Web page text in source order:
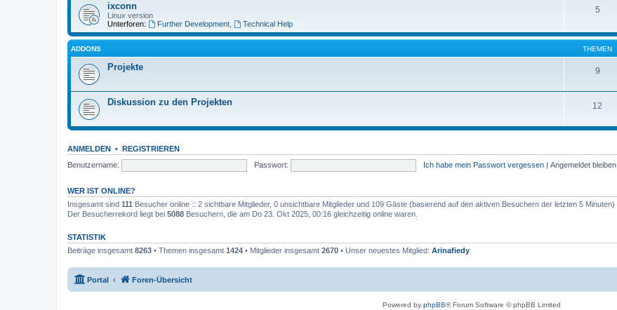
ixconn
Linux version
Unterforen:
Further Development, Technical Help
5
ADDONS THEMEN
Projekte 9
Diskussion zu den Projekten 12
ANMELDEN • REGISTRIEREN
Benutzername:
Passwort: Ich habe mein Passwort vergessen | Angemeldet bleiben
WER IST ONLINE?
Insgesamt sind 111 Besucher online :: 2 sichtbare Mitglieder, 0 unsichtbare Mitglieder und 109 Gäste (basierend auf den aktiven Besuchern der letzten 5 Minuten)
Der Besucherrekord liegt bei 5088 Besuchern, die am Do 23. Okt 2025, 00:16 gleichzeitig online waren.
STATISTIK
Beiträge insgesamt 8263 • Themen insgesamt 1424 • Mitglieder insgesamt 2670 • Unser neuestes Mitglied: Arinafiedy
Portal Foren-Übersicht
Powered by phpBB® Forum Software © phpBB Limited